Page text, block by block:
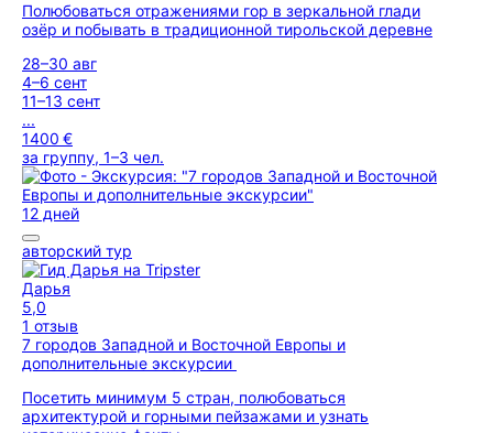
Полюбоваться отражениями гор в зеркальной глади
озёр и побывать в традиционной тирольской деревне
28–30 авг
4–6 сент
11–13 сент
...
1400 €
за группу, 1–3 чел.
12 дней
авторский тур
Дарья
5,0
1 отзыв
7 городов Западной и Восточной Европы и
дополнительные экскурсии
Посетить минимум 5 стран, полюбоваться
архитектурой и горными пейзажами и узнать